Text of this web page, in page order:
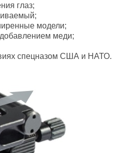
глаз;
модели;
меди;
спецназом США и НАТО.